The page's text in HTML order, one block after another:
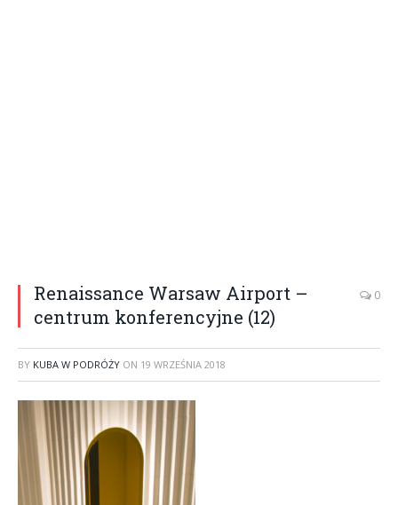
Renaissance Warsaw Airport –
centrum konferencyjne (12)
0
BY KUBA W PODRÓŻY ON 19 WRZEŚNIA 2018